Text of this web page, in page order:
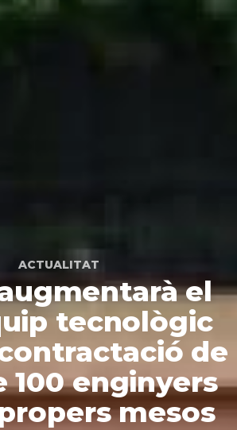
ACTUALITAT
el
tecnològic
de
100 enginyers
mesos